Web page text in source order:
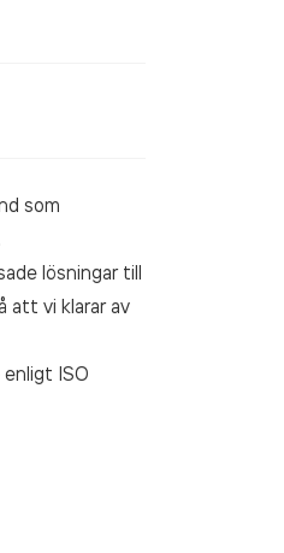
som
lösningar till
att vi klarar av
ISO